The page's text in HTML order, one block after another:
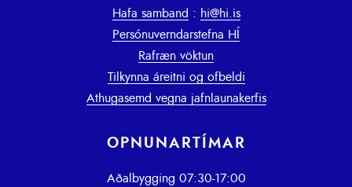
Hafa samband : hi@hi.is
Persónuverndarstefna HÍ
Rafræn vöktun
Tilkynna áreitni og ofbeldi
Athugasemd vegna jafnlaunakerfis
OPNUNARTÍMAR
Aðalbygging 07:30-17:00